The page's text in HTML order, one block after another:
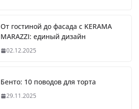
От гостиной до фасада с KERAMA
MARAZZI: единый дизайн
02.12.2025
Бенто: 10 поводов для торта
29.11.2025